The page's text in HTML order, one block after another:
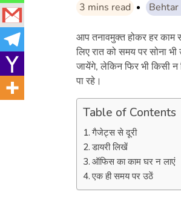
3 mins read Behtar
आप तनावमुक्त होकर हर
लिए रात को समय पर सोना
जायेंगे, लेकिन फिर भी किसी
पा रहे।
Table of Contents
गैजेट्स से दूरी
डायरी लिखें
ऑफिस का काम घर न लाएं
एक ही समय पर उठें